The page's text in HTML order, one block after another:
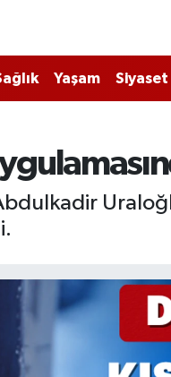
Yaşam Siyaset